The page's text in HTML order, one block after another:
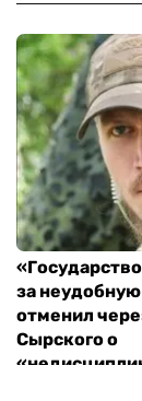
за
отменил
Сырского о